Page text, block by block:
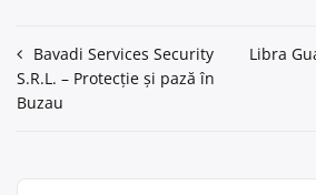
Navigare
în
Bavadi Services Security
S.R.L. – Protecție și pază în
Buzau
Libra